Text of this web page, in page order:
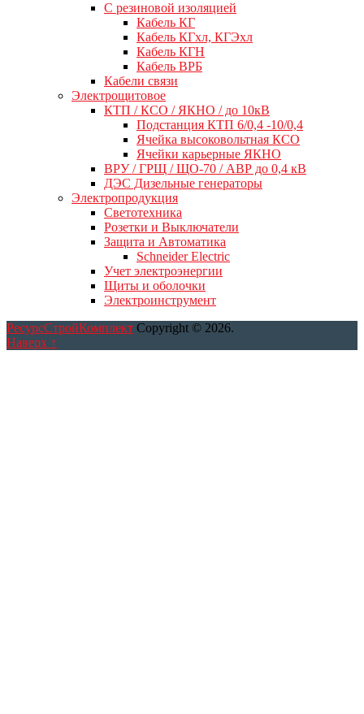
C резиновой изоляцией
Кабель КГ
Кабель КГхл, КГЭхл
Кабель КГН
Кабель ВРБ
Кабели связи
Электрощитовое
КТП / КСО / ЯКНО / до 10кВ
Подстанция КТП 6/0,4 -10/0,4
Ячейка высоковольтная КСО
Ячейки карьерные ЯКНО
ВРУ / ГРЩ / ЩО-70 / АВР до 0,4 кВ
ДЭС Дизельные генераторы
Электропродукция
Светотехника
Розетки и Выключатели
Защита и Автоматика
Schneider Electric
Учет электроэнергии
Щиты и оболочки
Электроинструмент
РесурсСтройКомплект Copyright © 2026.
Наверх ↑